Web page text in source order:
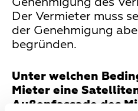
Der Vermieter muss
der Genehmigung
begründen.
Unter welchen
Mieter eine
Außenfassade des